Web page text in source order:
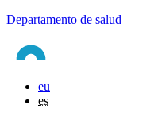
Departamento de salud
eu
es